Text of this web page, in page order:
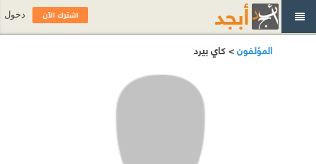
المؤلفون> كاي بيرد
اشترك الآن دخول